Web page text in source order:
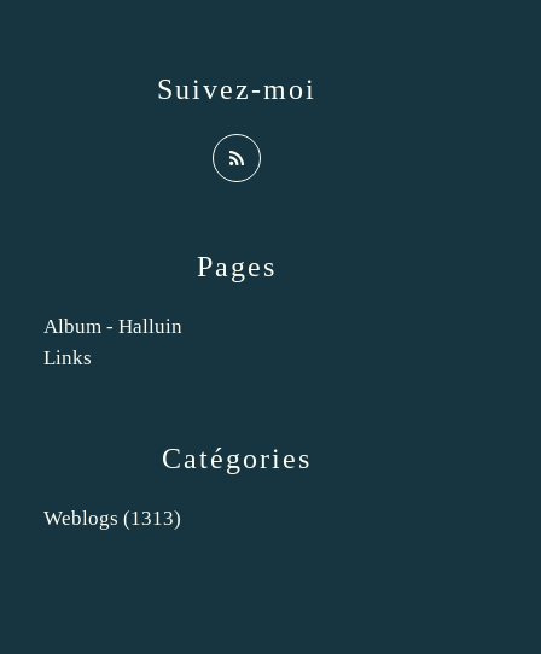
Catégories
Weblogs (1313)
Pages
Album - Halluin
Links
Suivez-moi